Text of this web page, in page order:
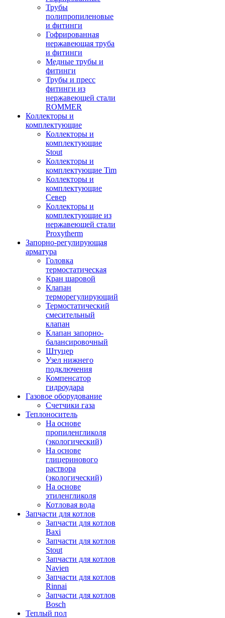
Трубы
полипропиленовые
и фитинги
Гофрированная
нержавеющая труба
и фитинги
Медные трубы и
фитинги
Трубы и пресс
фитинги из
нержавеющей стали
ROMMER
Коллекторы и
комплектующие
Коллекторы и
комплектующие
Stout
Коллекторы и
комплектующие Tim
Коллекторы и
комплектующие
Север
Коллекторы и
комплектующие из
нержавеющей стали
Proxytherm
Запорно-регулирующая
арматура
Головка
термостатическая
Кран шаровой
Клапан
терморегулирующий
Термостатический
смесительный
клапан
Клапан запорно-
балансировочный
Штуцер
Узел нижнего
подключения
Компенсатор
гидроудара
Газовое оборудование
Счетчики газа
Теплоноситель
На основе
пропиленгликоля
(экологический)
На основе
глицеринового
раствора
(экологический)
На основе
этиленгликоля
Котловая вода
Запчасти для котлов
Запчасти для котлов
Baxi
Запчасти для котлов
Stout
Запчасти для котлов
Navien
Запчасти для котлов
Rinnai
Запчасти для котлов
Bosch
Теплый пол